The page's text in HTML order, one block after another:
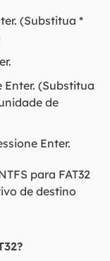
(Substitua *
(Substitua
de
Enter.
para FAT32
de destino